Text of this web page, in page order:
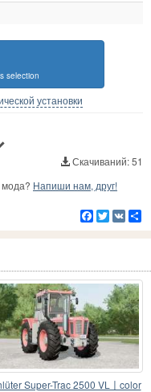
selection
установки
Скачиваний: 51
Напиши нам, друг!
Facebook
Twitter
VK
Super-Trac 2500 VL〡color